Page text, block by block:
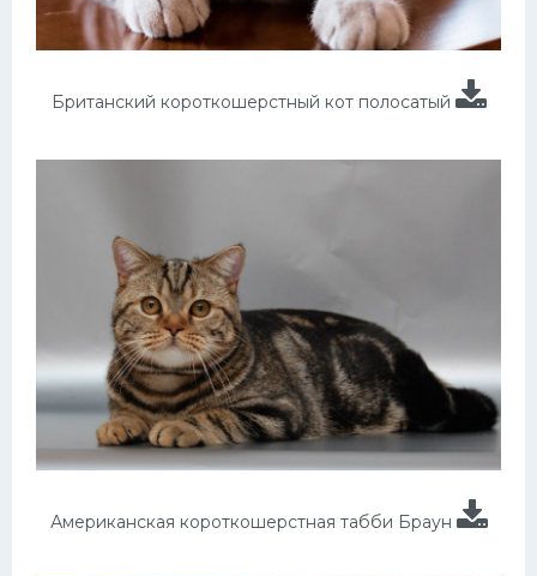
Британский короткошерстный кот полосатый
Американская короткошерстная табби Браун